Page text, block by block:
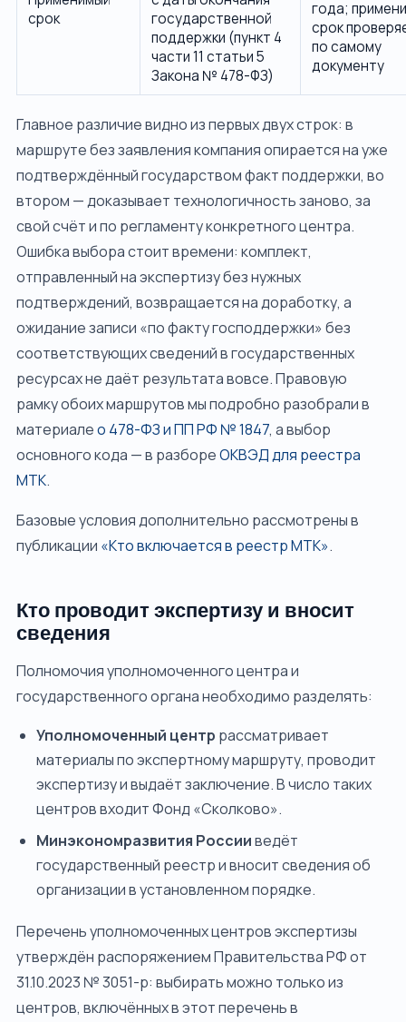
срок
государственной
поддержки (пункт 4
части 11 статьи 5
Закона № 478-ФЗ)
года;
срок
по самому
документу
Главное различие видно из первых двух строк: в
маршруте без заявления компания опирается на уже
подтверждённый государством факт поддержки, во
втором — доказывает технологичность заново, за
свой счёт и по регламенту конкретного центра.
Ошибка выбора стоит времени: комплект,
отправленный на экспертизу без нужных
подтверждений, возвращается на доработку, а
ожидание записи «по факту господдержки» без
соответствующих сведений в государственных
ресурсах не даёт результата вовсе. Правовую
рамку обоих маршрутов мы подробно разобрали в
материалео 478-ФЗ и ПП РФ № 1847, а выбор
основного кода — в разбореОКВЭД для реестра
МТК.
Базовые условия дополнительно рассмотрены в
публикации «Кто включается в реестр МТК».
Кто проводит экспертизу и вносит
сведения
Полномочия уполномоченного центра и
государственного органа необходимо разделять:
Уполномоченный центр рассматривает
материалы по экспертному маршруту, проводит
экспертизу и выдаёт заключение. В число таких
центров входит Фонд «Сколково».
Минэкономразвития Россииведёт
государственный реестр и вносит сведения об
организации в установленном порядке.
Перечень уполномоченных центров экспертизы
утверждён распоряжением Правительства РФ от
31.10.2023 № 3051-р: выбирать можно только из
центров, включённых в этот перечень в